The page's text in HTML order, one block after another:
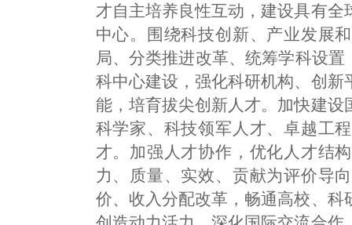
才自主培养良性互动，建设具有
中心。围绕科技创新、产业发展
局、分类推进改革、统筹学科设
科中心建设，强化科研机构、创
能，培育拔尖创新人才。加快建
科学家、科技领军人才、卓越工
才。加强人才协作，优化人才结
力、质量、实效、贡献为评价导
价、收入分配改革，畅通高校、